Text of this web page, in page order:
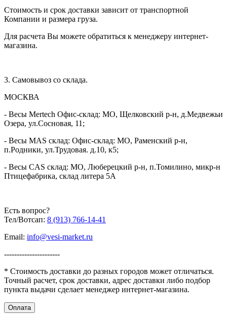
Производитель
CAS
производитель
Южная Корея
Стоимость и срок доставки зависит от транспортной
Компании и размера груза.
Для расчета Вы можете обратиться к менеджеру интернет-
магазина.
3. Самовывоз со склада.
МОСКВА
- Весы Mertech Офис-склад: МО, Щелковский р-н, д.Медвежьи
Озера, ул.Сосновая, 11;
- Весы MAS склад: Офис-склад: МО, Раменский р-н,
п.Родники, ул.Трудовая. д.10, к5;
- Весы CAS склад: МО, Люберецкий р-н, п.Томилино, микр-н
Птицефабрика, склад литера 5А
Есть вопрос?
Тел/Вотсап: 8 (913) 766-14-41
Email: info@vesi-market.ru
----------------------
* Стоимость доставки до разных городов может отличаться.
Точный расчет, срок доставки, адрес доставки либо подбор
пункта выдачи сделает менеджер интернет-магазина.
Оплата